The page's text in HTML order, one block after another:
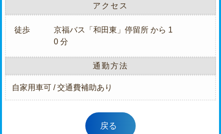
アクセス
徒歩
京福バス「和田東」停留所 から 1
0 分
通勤方法
自家用車可 / 交通費補助あり
戻る